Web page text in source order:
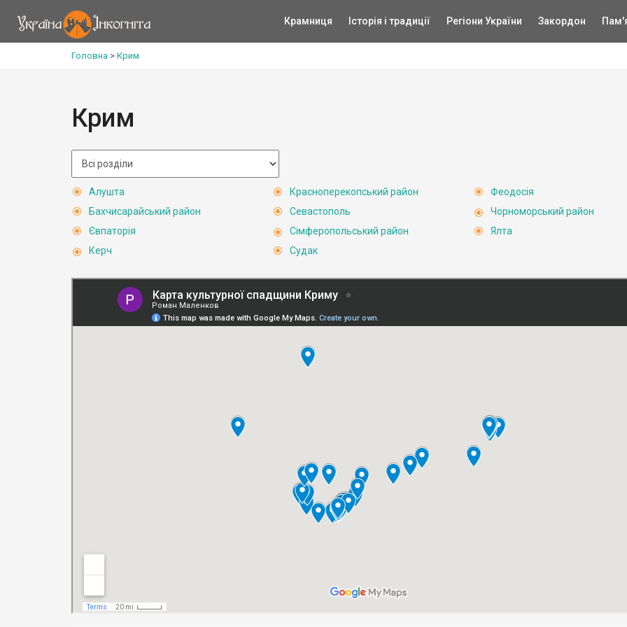
Крамниця Історія і традиції Регіони України Закордон
Головна > Крим
Крим
Алушта
Бахчисарайський район
Євпаторія
Керч
Красноперекопський район
Севастополь
Сімферопольський район
Судак
Феодосія
Чорноморський район
Ялта